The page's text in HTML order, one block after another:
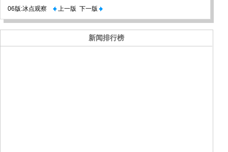
06版:冰点观察 上一版 下一版
新闻排行榜